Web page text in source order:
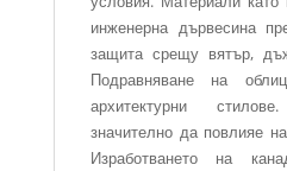
инженерна дървесина
защита срещу вятър,
Подравняване на
архитектурни
значително да повлияе
Изработването на